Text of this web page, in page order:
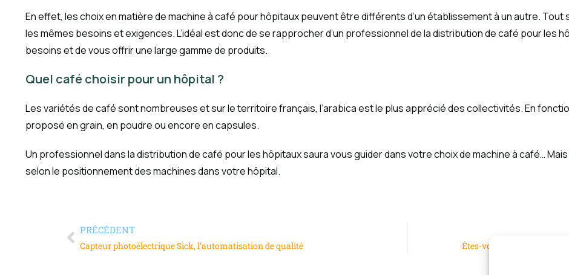
En effet, les choix en matière de machine à café pour hôpitaux peuvent être différents d’un établissement à un autre. Tout
les mêmes besoins et exigences. L’idéal est donc de se rapprocher d’un professionnel de la distribution de café pour les
besoins et de vous offrir une large gamme de produits.
Quel café choisir pour un hôpital ?
Les variétés de café sont nombreuses et sur le territoire français, l’arabica est le plus apprécié des collectivités. En
proposé en grain, en poudre ou encore en capsules.
Un professionnel dans la distribution de café pour les hôpitaux saura vous guider dans votre choix de machine à café…
selon le positionnement des machines dans votre hôpital.
PRÉCÉDENT
Capteur photoélectrique Sick, l’automatisation de qualité Êtes-vous bien conseillé